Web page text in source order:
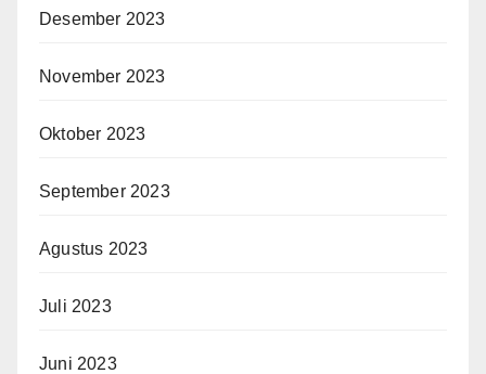
Desember 2023
November 2023
Oktober 2023
September 2023
Agustus 2023
Juli 2023
Juni 2023